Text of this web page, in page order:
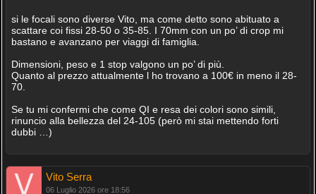
si le focali sono diverse Vito, ma come detto sono abituato a
scattare coi fissi 28-50 o 35-85. I 70mm con un po’ di crop mi
bastano e avanzano per viaggi di famiglia.
Dimensioni, peso e 1 stop valgono un po’ di più.
Quanto al prezzo attualmente l ho trovano a 100€ in meno il 28-
70.
Se tu mi confermi che come QI e resa dei colori sono simili,
rinuncio alla bellezza del 24-105 (però mi stai mettendo forti
dubbi …)
Vito Serra
06 Luglio 2026 ore 18:56